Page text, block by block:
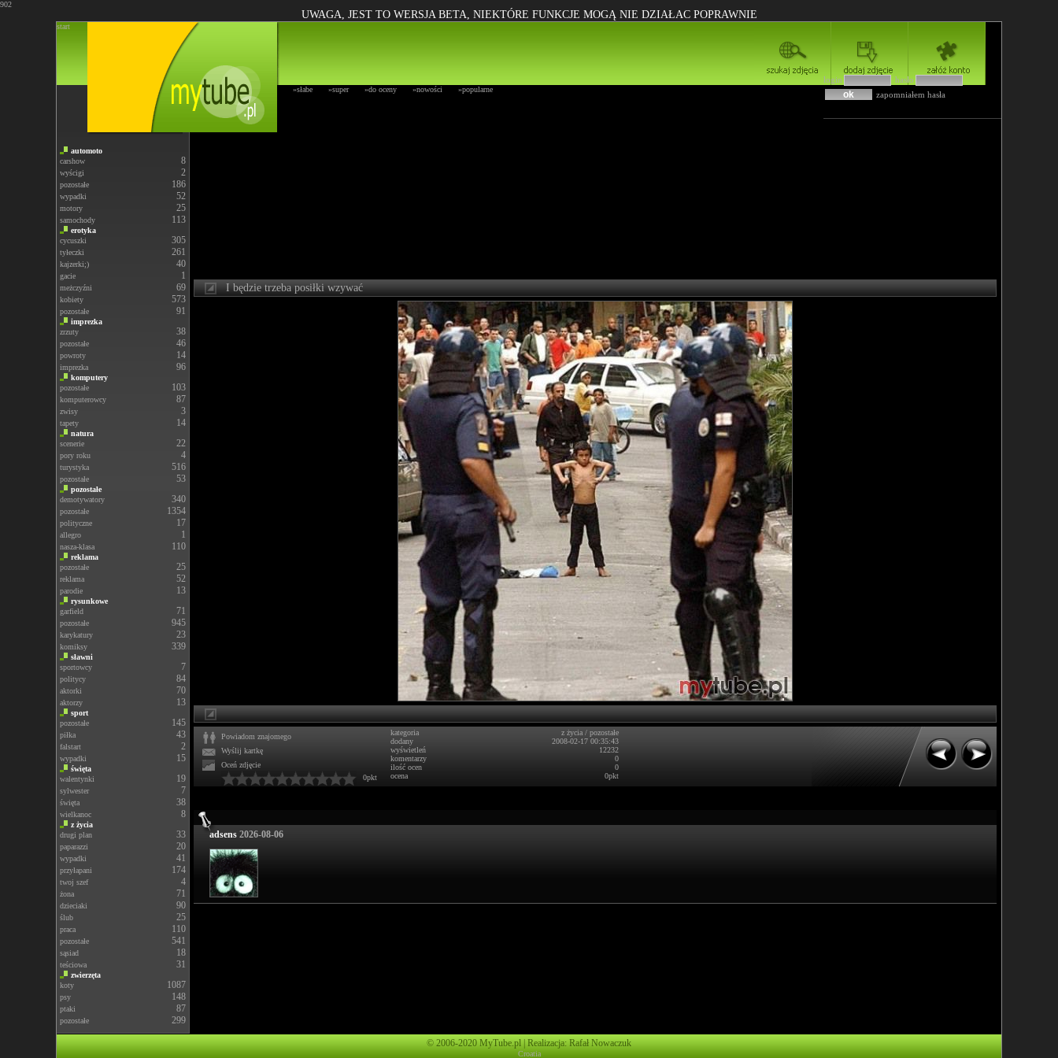
902
UWAGA, JEST TO WERSJA BETA, NIEKTÓRE FUNKCJE MOGĄ NIE DZIAŁAC POPRAWNIE
start
»słabe »super »do oceny »nowości »popularne
login
hasło
zapomniałem hasła
automoto
carshow
8
wyścigi 2
pozostałe 186
wypadki 52
motory 25
samochody 113
erotyka
cycuszki
305
tyłeczki 261
kajzerki;) 40
gacie 1
meżczyźni 69
kobiety 573
pozostałe 91
imprezka
zrzuty
38
pozostałe 46
powroty 14
imprezka 96
komputery
pozostałe
103
komputerowcy 87
zwisy 3
tapety 14
natura
scenerie
22
pory roku 4
turystyka 516
pozostałe 53
pozostałe
demotywatory
340
pozostałe 1354
polityczne 17
allegro 1
nasza-klasa 110
reklama
pozostałe
25
reklama 52
parodie 13
rysunkowe
garfield
71
pozostałe 945
karykatury 23
komiksy 339
sławni
sportowcy
7
politycy 84
aktorki 70
aktorzy 13
sport
pozostałe
145
piłka 43
falstart 2
wypadki 15
święta
walentynki
19
sylwester 7
święta 38
wielkanoc 8
z życia
drugi plan
33
paparazzi 20
wypadki 41
przyłapani 174
twoj szef 4
żona 71
dzieciaki 90
ślub 25
praca 110
pozostałe 541
sąsiad 18
teściowa 31
zwierzęta
koty
1087
psy 148
ptaki 87
pozostałe 299
I będzie trzeba posiłki wzywać
Powiadom znajomego
Wyślij kartkę
Oceń zdjęcie
0pkt
kategoria
dodany
wyświetleń
komentarzy
ilość ocen
ocena
z życia / pozostałe
2008-02-17 00:35:43
12232
0
0
0pkt
adsens 2026-08-06
© 2006-2020 MyTube.pl | Realizacja: Rafał Nowaczuk
Croatia